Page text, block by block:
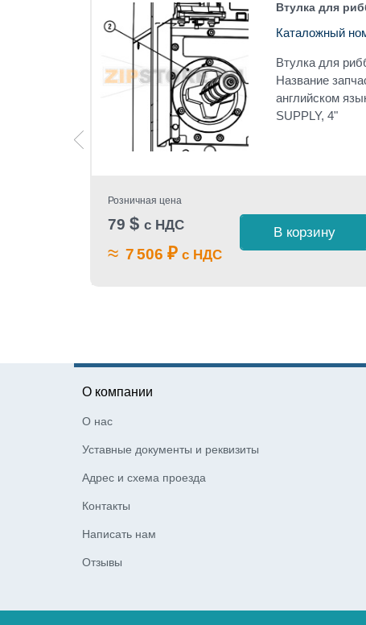
Втулка для
Каталожный
Втулка для
Название
английском
SUPPLY, 4"
Розничная цена
79 $ с НДС
≈ 7 506 ₽ с НДС
В корзину
О компании
О нас
Уставные документы и реквизиты
Адрес и схема проезда
Контакты
Написать нам
Отзывы